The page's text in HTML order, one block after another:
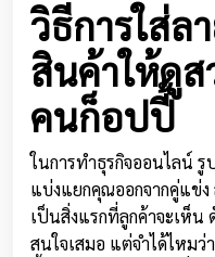
วิธีการใส่
สินค้าให้ดู
คนก็อปปี้
ในการทำธุรกิจออนไลน์
แบ่งแยกคุณออกจากคู่แข่
เป็นสิ่งแรกที่ลูกค้าจะเห็น
สนใจเสมอ แต่จำได้ไหม